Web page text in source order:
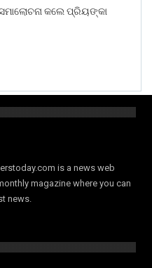
କଲେ ପ୍ରିୟଙ୍କା
is a news web
magazine where you can
news.